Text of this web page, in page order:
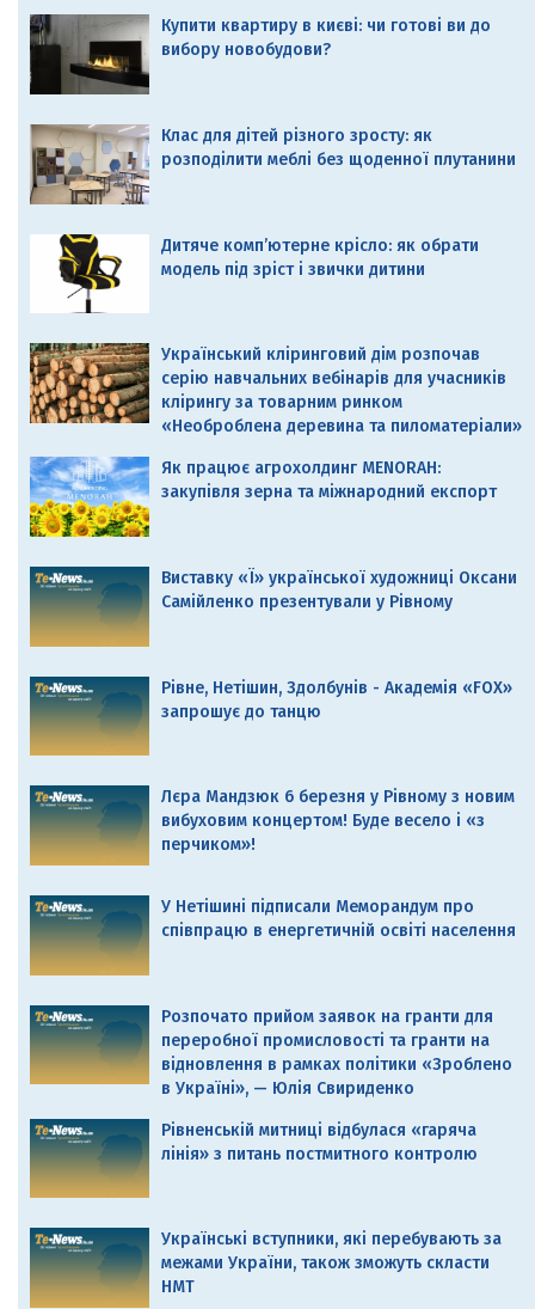
Купити квартиру в києві: чи готові ви до
вибору новобудови?
Клас для дітей різного зросту: як
розподілити меблі без щоденної плутанини
Дитяче комп’ютерне крісло: як обрати
модель під зріст і звички дитини
Український кліринговий дім розпочав
серію навчальних вебінарів для учасників
клірингу за товарним ринком
«Необроблена деревина та пиломатеріали»
Як працює агрохолдинг MENORAH:
закупівля зерна та міжнародний експорт
Виставку «Ї» української художниці Оксани
Самійленко презентували у Рівному
Рівне, Нетішин, Здолбунів - Академія «FOX»
запрошує до танцю
Лєра Мандзюк 6 березня у Рівному з новим
вибуховим концертом! Буде весело і «з
перчиком»!
У Нетішині підписали Меморандум про
співпрацю в енергетичній освіті населення
Розпочато прийом заявок на гранти для
переробної промисловості та гранти на
відновлення в рамках політики «Зроблено
в Україні», — Юлія Свириденко
Рівненській митниці відбулася «гаряча
лінія» з питань постмитного контролю
Українські вступники, які перебувають за
межами України, також зможуть скласти
НМТ